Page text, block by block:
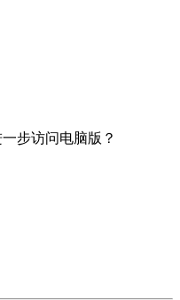
步访问电脑版？